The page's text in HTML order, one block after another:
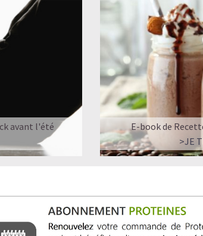
NI LES COMPROMIS
avant l'été
E-book de
>JE